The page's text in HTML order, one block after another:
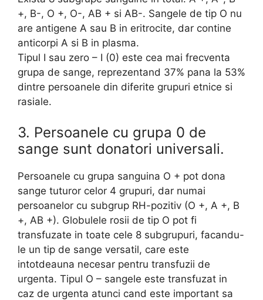
+, B-, O +, O-, AB + si AB-. Sangele de tip O nu
are antigene A sau B in eritrocite, dar contine
anticorpi A si B in plasma.
Tipul I sau zero – I (0) este cea mai frecventa
grupa de sange, reprezentand 37% pana la 53%
dintre persoanele din diferite grupuri etnice si
rasiale.
3. Persoanele cu grupa 0 de
sange sunt donatori universali.
Persoanele cu grupa sanguina O + pot dona
sange tuturor celor 4 grupuri, dar numai
persoanelor cu subgrup RH-pozitiv (O +, A +, B
+, AB +). Globulele rosii de tip O pot fi
transfuzate in toate cele 8 subgrupuri, facandu-
le un tip de sange versatil, care este
intotdeauna necesar pentru transfuzii de
urgenta. Tipul O – sangele este transfuzat in
caz de urgenta atunci cand este important sa